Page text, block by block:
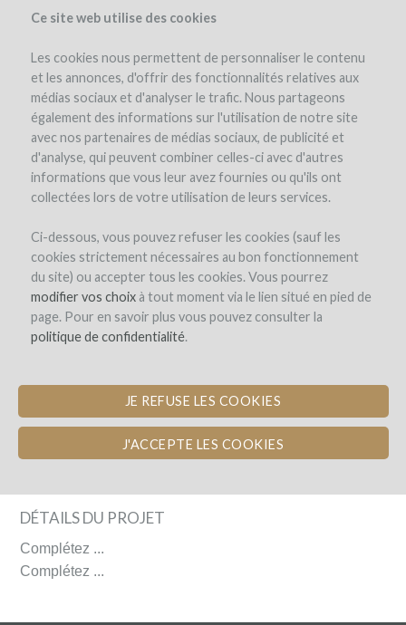
Ce site web utilise des cookies
Les cookies nous permettent de personnaliser le contenu
et les annonces, d'offrir des fonctionnalités relatives aux
médias sociaux et d'analyser le trafic. Nous partageons
également des informations sur l'utilisation de notre site
avec nos partenaires de médias sociaux, de publicité et
d'analyse, qui peuvent combiner celles-ci avec d'autres
informations que vous leur avez fournies ou qu'ils ont
collectées lors de votre utilisation de leurs services.
Ci-dessous, vous pouvez refuser les cookies (sauf les
cookies strictement nécessaires au bon fonctionnement
du site) ou accepter tous les cookies. Vous pourrez
modifier vos choixà tout moment via le lien situé en pied de
page. Pour en savoir plus vous pouvez consulter la
politique de confidentialité.
JE REFUSE LES COOKIES
J'ACCEPTE LES COOKIES
le projet le domaine l'équipe détails du projet avis d'experts
les remboursements en vin actualités (0) winefunders(0)
commentaires (0)
Séjour Vendanges en Languedoc
WINEFUNDERS
DÉTAILS DU PROJET
Complétez ...
Complétez ...